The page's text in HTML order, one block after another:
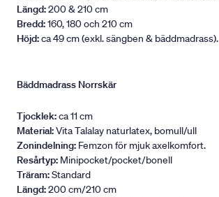
Längd:200 & 210 cm
Bredd:160, 180 och 210 cm
Höjd:ca 49 cm (exkl. sängben & bäddmadrass).
Bäddmadrass Norrskär
Tjocklek:ca 11 cm
Material:Vita Talalay naturlatex, bomull/ull
Zonindelning: Femzon för mjuk axelkomfort.
Resårtyp: Minipocket/pocket/bonell
Träram:Standard
Längd:200 cm/210 cm